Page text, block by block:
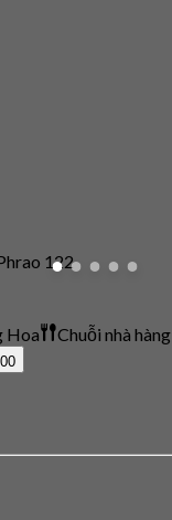
122
Hoa Chuỗi nhà hàng